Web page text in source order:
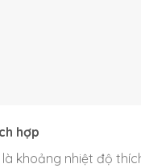
hợp
là khoảng nhiệt độ